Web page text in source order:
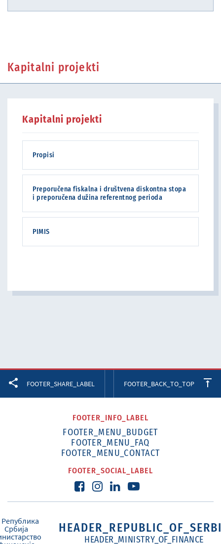
Kapitalni projekti
Kapitalni projekti
Propisi
Preporučena fiskalna i društvena diskontna stopa
i preporučena dužina referentnog perioda
PIMIS
FOOTER_SHARE_LABEL FOOTER_BACK_TO_TOP
FOOTER_INFO_LABEL
FOOTER_MENU_BUDGET
FOOTER_MENU_FAQ
FOOTER_MENU_CONTACT
FOOTER_SOCIAL_LABEL
HEADER_MINISTRY_OF_FINANCE